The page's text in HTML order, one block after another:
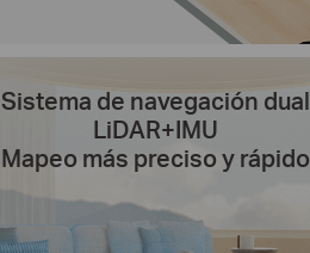
Sistema de navegación dual
LiDAR+IMU
Mapeo más preciso y rápido